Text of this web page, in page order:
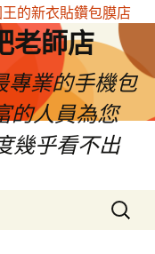
老師店
專業的手機包
的人員為您
幾乎看不出
搜
尋